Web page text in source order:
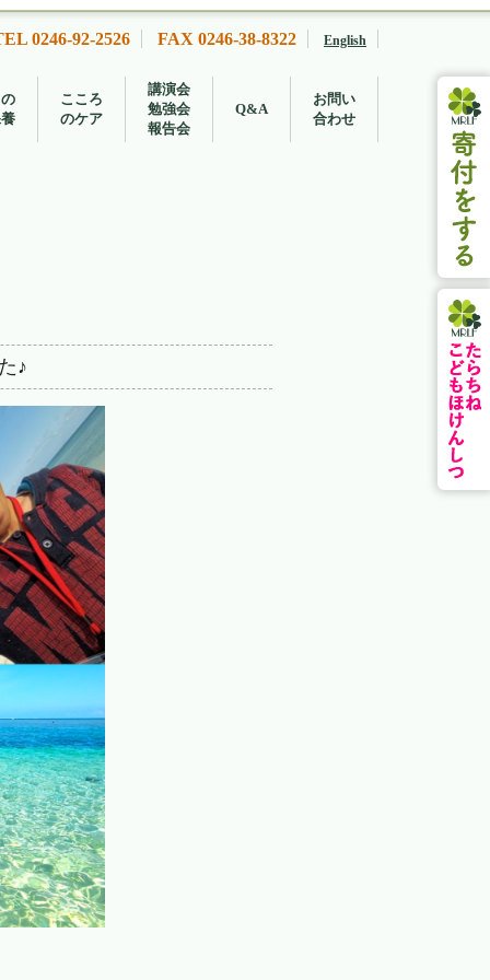
0246-92-2526 FAX 0246-38-8322 English
こころ
のケア
講演会
勉強会
報告会
Q&A
お問い
合わせ
♪